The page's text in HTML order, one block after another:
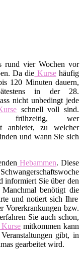
rund vier Wochen vor
Da die Kursehäufig
120 Minuten dauern,
in der 28.
nicht unbedingt jede
schnell voll sind.
frühzeitig, wer
anbietet, zu welcher
und wann Sie sich
Hebammen. Diese
informiert Sie über den
Manchmal benötigt die
und notiert sich Ihre
Vorerkrankungen bzw.
Sie auch schon,
mitkommen kann
gibt, in
gearbeitet wird.